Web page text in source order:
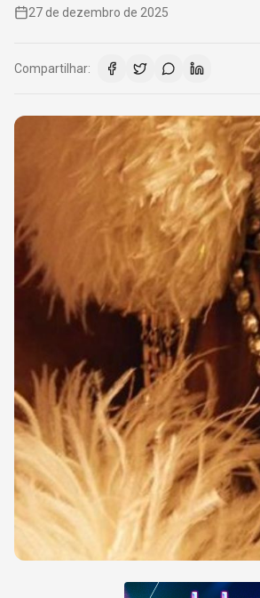
27 de dezembro de 2025
Compartilhar: